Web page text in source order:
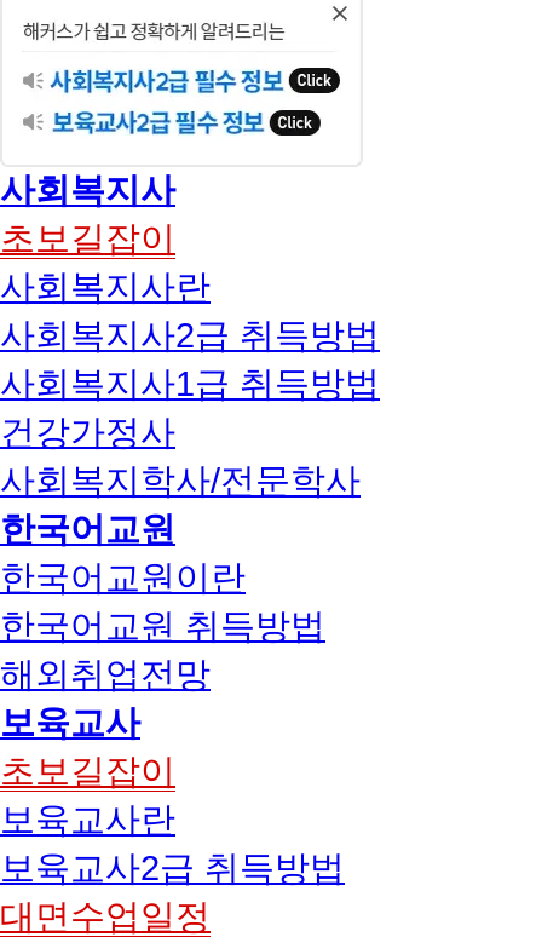
사회복지사
초보길잡이
사회복지사란
사회복지사2급 취득방법
사회복지사1급 취득방법
건강가정사
사회복지학사/전문학사
한국어교원
한국어교원이란
한국어교원 취득방법
해외취업전망
보육교사
초보길잡이
보육교사란
보육교사2급 취득방법
대면수업일정